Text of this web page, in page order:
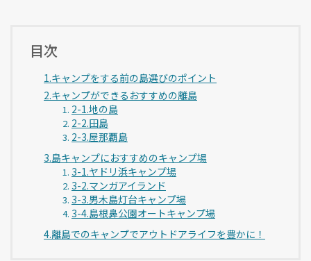
目次
1.キャンプをする前の島選びのポイント
2.キャンプができるおすすめの離島
2-1.地の島
2-2.田島
2-3.屋那覇島
3.島キャンプにおすすめのキャンプ場
3-1.ヤドリ浜キャンプ場
3-2.マンガアイランド
3-3.男木島灯台キャンプ場
3-4.島根鼻公園オートキャンプ場
4.離島でのキャンプでアウトドアライフを豊かに！